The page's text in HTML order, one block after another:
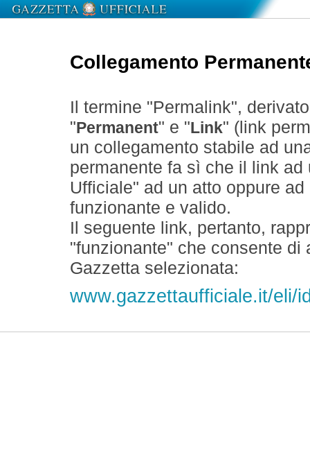
Collegamento
Il termine "Permalink",
" Permanent" e " Link" (link
un collegamento stabile ad
permanente fa sì che il link
Ufficiale" ad un atto oppure
funzionante e valido.
Il seguente link, pertanto,
"funzionante" che consente
Gazzetta selezionata:
www.gazzettaufficiale.it/eli/